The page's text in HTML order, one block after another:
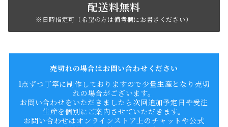
配送料無料
※日時指定可（希望の方は備考欄にお書きください）
売切れの場合はお問い合わせください
1点ずつ丁寧に制作しておりますので少量生産となり売切
れの場合がございます。
お問い合わせをいただきましたら次回追加予定日や受注
生産を個別にご案内させていただきます。
お問い合わせはオンラインストア上のチャットや公式